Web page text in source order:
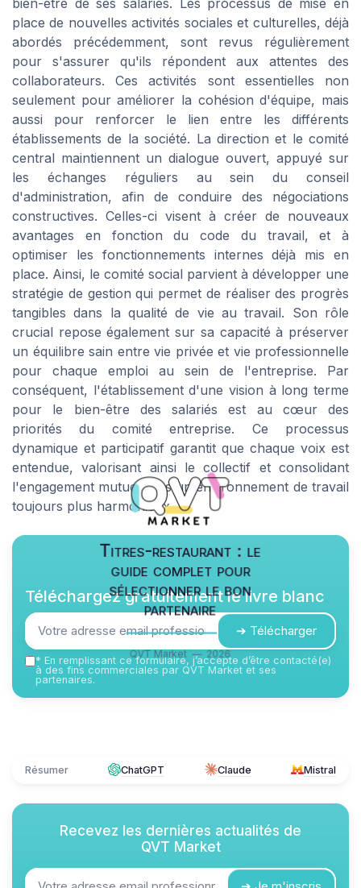
place de nouvelles activités sociales et culturelles, déjà
abordés précédemment, sont revus régulièrement
pour s'assurer qu'ils répondent aux attentes des
collaborateurs. Ces activités sont essentielles non
seulement pour améliorer la cohésion d'équipe, mais
aussi pour renforcer le lien entre les différents
établissements de la société. La direction et le comité
central maintiennent un dialogue ouvert, appuyé sur
les échanges réguliers au sein du conseil
d'administration, afin de conduire des négociations
constructives. Celles-ci visent à créer de nouveaux
avantages en fonction du code du travail, et à
optimiser les fonctionnements internes déjà mis en
place. Ainsi, le comité social parvient à développer une
stratégie de gestion qui permet de réaliser des progrès
tangibles dans la qualité de vie au travail. Son rôle
crucial repose également sur sa capacité à préserver
un équilibre sain entre vie privée et vie professionnelle
pour chaque emploi au sein de l'entreprise. Par
conséquent, l'établissement d'une vision à long terme
pour le bien-être des salariés est au cœur des
priorités du comité entreprise. Ce processus
dynamique et participatif garantit que chaque voix est
entendue, valorisant ainsi le collectif et consolidant
l'engagement mutuel vers un environnement de travail
toujours plus harmonieux.
Titres-restaurant : le
guide complet pour
sélectionner le bon
partenaire
QVT Market — 2026
Téléchargez gratuitement le livre blanc
➔ Télécharger
* En remplissant ce formulaire, j’accepte d’être contacté(e)
à des fins commerciales par QVT Market et ses
partenaires.
Résumer ChatGPT Claude Mistral
Recevez les dernières actualités de
QVT Market